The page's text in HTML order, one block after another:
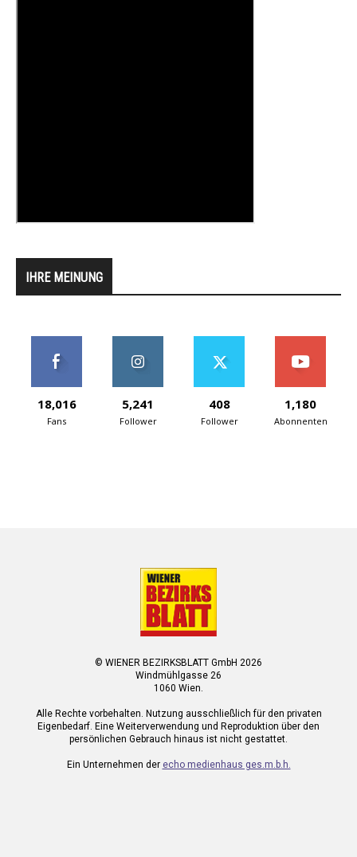
IHRE MEINUNG
18,016
Fans
5,241
Follower
408
Follower
1,180
Abonnenten
© WIENER BEZIRKSBLATT GmbH 2026
Windmühlgasse 26
1060 Wien.
Alle Rechte vorbehalten. Nutzung ausschließlich für den privaten
Eigenbedarf. Eine Weiterverwendung und Reproduktion über den
persönlichen Gebrauch hinaus ist nicht gestattet.
Ein Unternehmen der echo medienhaus ges.m.b.h.